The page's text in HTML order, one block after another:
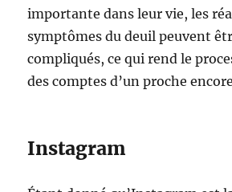
importante dans leur vie, les
symptômes du deuil peuvent
compliqués, ce qui rend le
des comptes d’un proche
Instagram